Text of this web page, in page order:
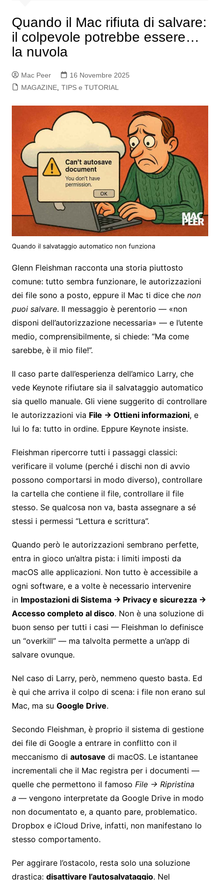
Quando il Mac rifiuta di salvare:
il colpevole potrebbe essere…
la nuvola
Mac Peer
16 Novembre 2025
MAGAZINE, TIPS e TUTORIAL
Quando il salvataggio automatico non funziona
Glenn Fleishman racconta una storia piuttosto
comune: tutto sembra funzionare, le autorizzazioni
dei file sono a posto, eppure il Mac ti dice che non
puoi salvare. Il messaggio è perentorio — «non
disponi dell’autorizzazione necessaria» — e l’utente
medio, comprensibilmente, si chiede: “Ma come
sarebbe, è il mio file!”.
Il caso parte dall’esperienza dell’amico Larry, che
vede Keynote rifiutare sia il salvataggio automatico
sia quello manuale. Gli viene suggerito di controllare
le autorizzazioni via File → Ottieni informazioni, e
lui lo fa: tutto in ordine. Eppure Keynote insiste.
Fleishman ripercorre tutti i passaggi classici:
verificare il volume (perché i dischi non di avvio
possono comportarsi in modo diverso), controllare
la cartella che contiene il file, controllare il file
stesso. Se qualcosa non va, basta assegnare a sé
stessi i permessi “Lettura e scrittura”.
Quando però le autorizzazioni sembrano perfette,
entra in gioco un’altra pista: i limiti imposti da
macOS alle applicazioni. Non tutto è accessibile a
ogni software, e a volte è necessario intervenire
in Impostazioni di Sistema → Privacy e sicurezza →
Accesso completo al disco. Non è una soluzione di
buon senso per tutti i casi — Fleishman lo definisce
un “overkill” — ma talvolta permette a un’app di
salvare ovunque.
Nel caso di Larry, però, nemmeno questo basta. Ed
è qui che arriva il colpo di scena: i file non erano sul
Mac, ma su Google Drive.
Secondo Fleishman, è proprio il sistema di gestione
dei file di Google a entrare in conflitto con il
meccanismo di autosave di macOS. Le istantanee
incrementali che il Mac registra per i documenti —
quelle che permettono il famoso File → Ripristina
a — vengono interpretate da Google Drive in modo
non documentato e, a quanto pare, problematico.
Dropbox e iCloud Drive, infatti, non manifestano lo
stesso comportamento.
Per aggirare l’ostacolo, resta solo una soluzione
drastica: disattivare l’autosalvataggio. Nel